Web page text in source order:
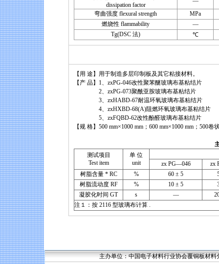
dissipation factor
弯曲强度 flexural strength
MPa
燃烧性 flammability
—
Tg(DSC 法)
℃
【用 途】用于制造多层印制板及其它粘接材料。
【产 品】1、zxPG-046改性聚苯醚玻璃布基粘结片
2、zxPG-073聚酰亚胺玻璃布基粘结片
3、zxHABD-67耐温环氧玻璃布基粘结片
4、zxHXBD-68(A)阻燃环氧玻璃布基粘结片
5、zxFQBD-62改性酚醛玻璃布基粘结片
【规 格】500 mm×1000 mm；600 mm×1000 mm；500卷
测试项目
Test item
单 位
unit
zx PG—046
zx
树脂含量 * RC
% 60 ± 5
树脂流动度 RF
% 10 ± 5
凝胶化时间 GT
s —
注１：按 2116 型玻璃布计算 .
主办单位：中国电子材料行业协会覆铜板材